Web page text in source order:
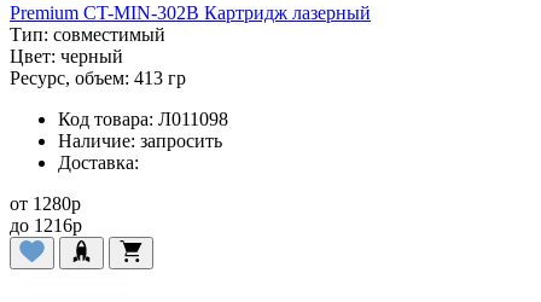
Premium CT-MIN-302B Картридж лазерный
Тип: совместимый
Цвет: черный
Ресурс, объем: 413 гр
Код товара: Л011098
Наличие: запросить
Доставка:
от 1280p
до 1216p